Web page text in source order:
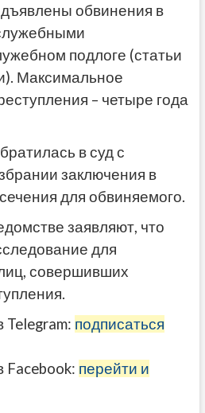
обвинения в
подлоге (статьи
Максимальное
– четыре года
в суд с
заключения в
для обвиняемого.
заявляют, что
для
совершивших
Telegram: подписаться
Facebook: перейти и